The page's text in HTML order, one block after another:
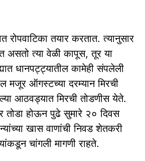
रोपवाटिका तयार करतात. त्यानुसार
असतो त्या वेळी कापूस, तूर या
धानपट्ट्यातील कामेही संपलेली
मजूर ऑगस्टच्या दरम्यान मिरची
आठवड्यात मिरची तोडणीस येते.
तोडा होऊन पुढे सुमारे २० दिवस
खास वाणांची निवड शेतकरी
चांगली मागणी राहते.